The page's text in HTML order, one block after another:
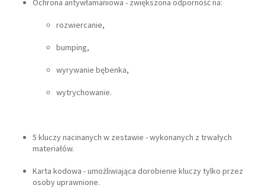
Ochrona antywłamaniowa - zwiększona odporność na:
rozwiercanie,
bumping,
wyrywanie bębenka,
wytrychowanie.
5 kluczy nacinanych w zestawie - wykonanych z trwałych
materiałów.
Karta kodowa - umożliwiająca dorobienie kluczy tylko przez
osoby uprawnione.